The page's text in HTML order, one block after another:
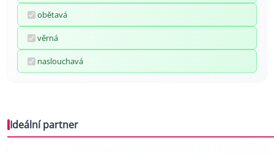
obětavá
věrná
naslouchavá
Ideální partner